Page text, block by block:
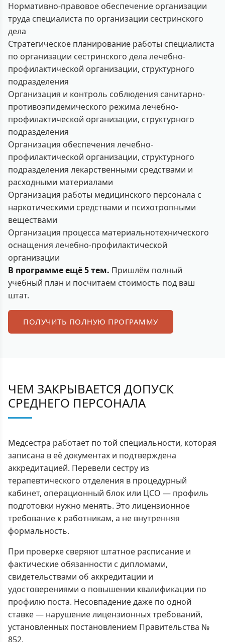
Нормативно-правовое обеспечение организации
труда специалиста по организации сестринского
дела
Стратегическое планирование работы специалиста
по организации сестринского дела лечебно-
профилактической организации, структурного
подразделения
Организация и контроль соблюдения санитарно-
противоэпидемического режима лечебно-
профилактической организации, структурного
подразделения
Организация обеспечения лечебно-
профилактической организации, структурного
подразделения лекарственными средствами и
расходными материалами
Организация работы медицинского персонала с
наркотическими средствами и психотропными
веществами
Организация процесса материальнотехнического
оснащения лечебно-профилактической
организации
В программе ещё 5 тем. Пришлём полный
учебный план и посчитаем стоимость под ваш
штат.
ПОЛУЧИТЬ ПОЛНУЮ ПРОГРАММУ
ЧЕМ ЗАКРЫВАЕТСЯ ДОПУСК
СРЕДНЕГО ПЕРСОНАЛА
Медсестра работает по той специальности, которая
записана в её документах и подтверждена
аккредитацией. Перевели сестру из
терапевтического отделения в процедурный
кабинет, операционный блок или ЦСО — профиль
подготовки нужно менять. Это лицензионное
требование к работникам, а не внутренняя
формальность.
При проверке сверяют штатное расписание и
фактические обязанности с дипломами,
свидетельствами об аккредитации и
удостоверениями о повышении квалификации по
профилю поста. Несовпадение даже по одной
ставке — нарушение лицензионных требований,
установленных постановлением Правительства №
852.